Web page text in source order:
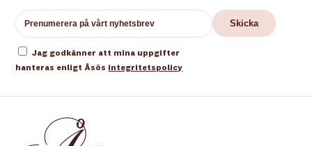
Jag godkänner att mina uppgifter
hanteras enligt Åsös integritetspolicy